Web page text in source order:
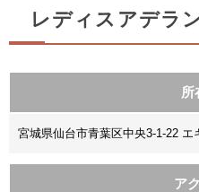
レディスアデラ
所
宮城県仙台市青葉区中央3-1-22 エ
ア